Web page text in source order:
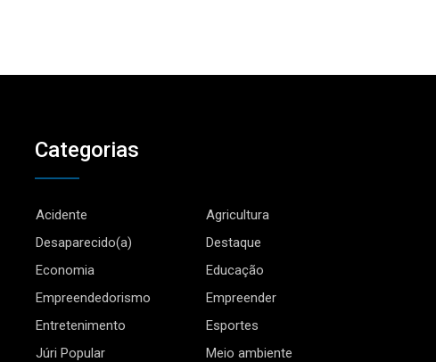
Categorias
Acidente
Agricultura
Desaparecido(a)
Destaque
Economia
Educação
Empreendedorismo
Empreender
Entretenimento
Esportes
Júri Popular
Meio ambiente